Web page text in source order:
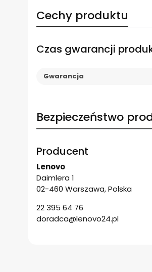
Cechy produktu
Czas gwarancji
Gwarancja
Bezpieczeństwo
Producent
Lenovo
Daimlera 1
02-460 Warszawa, Polska
22 395 64 76
doradca@lenovo24.pl